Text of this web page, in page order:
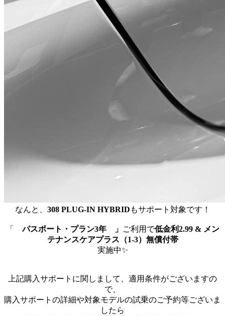
なんと、 308 PLUG-IN HYBRID もサポート対象です！
「パスポート・プラン3年 」 ご利用で低金利2.99 & メン
テナンスケアプラス（1-3）無償付帯
実施中✨
上記購入サポートに関しまして、適用条件がございますの
で、
購入サポートの詳細や対象モデルの試乗のご予約等ございま
したら